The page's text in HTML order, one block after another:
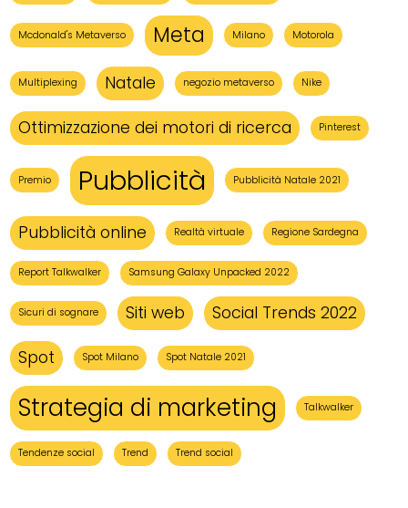
Mcdonald's Metaverso Meta Milano Motorola
Multiplexing Natale negozio metaverso Nike
Ottimizzazione dei motori di ricerca Pinterest
Premio Pubblicità Pubblicità Natale 2021
Pubblicità online Realtà virtuale Regione Sardegna
Report Talkwalker Samsung Galaxy Unpacked 2022
Sicuri di sognare Siti web
Social Trends 2022
Spot
Spot Milano Spot Natale 2021
Strategia di marketing Talkwalker
Tendenze social Trend Trend social